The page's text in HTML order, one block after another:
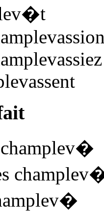
�t
assiez
assent
�
champlev
�